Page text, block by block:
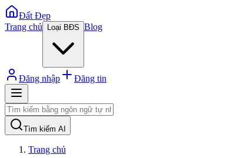
Đất Đẹp
Trang chủ
Loại BĐS Blog
Đăng nhập Đăng tin
Tìm kiếm AI
Trang chủ